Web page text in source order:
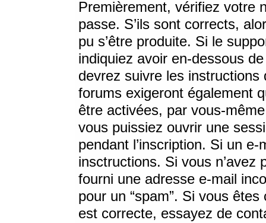
Premièrement, vérifiez votre
passe. S’ils sont corrects,
pu s’être produite. Si le
indiquiez avoir en-dessous
devrez suivre les
forums exigeront également
être activées, par vous-
vous puissiez ouvrir une
pendant l’inscription. Si un
insctructions. Si vous n’avez
fourni une adresse e-mail
pour un “spam”. Si vous
est correcte, essayez de